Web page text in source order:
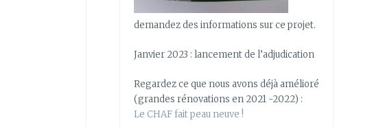
demandez des informations sur ce projet.
Janvier 2023 : lancement de l’adjudication
Regardez ce que nous avons déjà amélioré
(grandes rénovations en 2021 -2022) :
Le CHAF fait peau neuve !